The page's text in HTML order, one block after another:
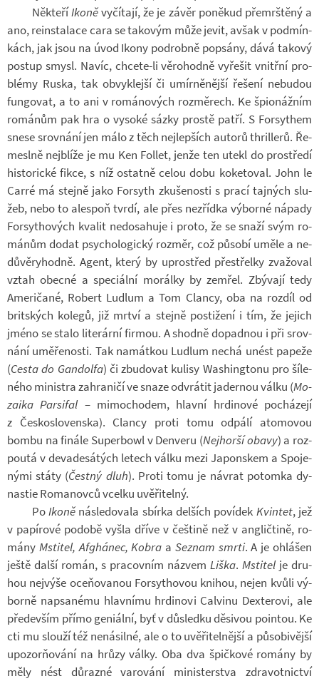
Ně­kteříIkoněvy­čí­tají, že je závěr po­ně­kud pře­mrš­těný a
ano, re­in­sta­lace cara se ta­ko­vým může jevit, avšak v pod­mín­
kách, jak jsou na úvod Ikony po­drobně po­psány, dává ta­kový
po­stup smysl. Navíc, chcete-​li vě­ro­hodně vy­ře­šit vnitřní pro­
blémy Ruska, tak ob­vyk­lejší či umír­ně­nější ře­šení ne­bu­dou
fun­go­vat, a to ani v ro­má­no­vých roz­mě­rech. Ke špi­o­náž­ním
ro­má­nům pak hra o vy­soké sázky prostě patří. S For­sy­them
snese srov­nání jen málo z těch nej­lep­ších au­torů thrillerů. Ře­
me­slně nej­blíže je mu Ken Follet, jenže ten utekl do pro­středí
his­to­rické fikce, s níž ostatně celou dobu ko­ke­to­val. John le
Carré má stejně jako For­syth zku­še­nosti s prací taj­ných slu­
žeb, nebo to ale­spoň tvrdí, ale přes ne­zřídka vý­borné ná­pady
For­sy­tho­vých kva­lit ne­do­sa­huje i proto, že se snaží svým ro­
má­nům dodat psy­cho­lo­gický roz­měr, což pů­sobí uměle a ne­
dů­vě­ry­hodně. Agent, který by upro­střed pře­střelky zva­žo­val
vztah obecné a spe­ci­ální mo­rálky by ze­mřel. Zbý­vají tedy
Ame­ri­čané, Ro­bert Ludlum a Tom Clancy, oba na roz­díl od
brit­ských ko­legů, již mrtví a stejně po­sti­žení i tím, že je­jich
jméno se stalo li­te­rární fir­mou. A shodně do­pad­nou i při srov­
nání umě­ře­nosti. Tak na­mát­kou Ludlum nechá unést pa­peže
(Cesta do Gan­dolfa) či zbu­do­vat ku­lisy Wa­shing­tonu pro ší­le­
ného mi­nis­tra za­hra­ničí ve snaze od­vrá­tit ja­der­nou válku (Mo­
zaika Par­si­fal– mi­mo­cho­dem, hlavní hr­di­nové po­chá­zejí
z Čes­ko­slo­ven­ska). Clancy proti tomu od­pálí ato­mo­vou
bombu na fi­nále Su­per­bowl v De­n­veru (Nej­horší obavy) a roz­
poutá v de­va­de­sá­tých le­tech válku mezi Ja­pon­skem a Spo­je­
nými státy (Čestný dluh). Proti tomu je ná­vrat po­tomka dy­
nastie Ro­ma­novců vcelku uvě­ři­telný.
PoIkoně ná­sle­do­vala sbírka del­ších po­ví­dek Kvin­tet, jež
v pa­pí­rové po­době vyšla dříve v češ­tině než v an­g­lič­tině, ro­
mány Msti­tel, Af­ghá­nec, Kobra a Se­znam smrti. A je ohlá­šen
ještě další román, s pra­cov­ním ná­zvem Liška. Msti­telje dru­
hou nej­výše oce­ňo­va­nou For­sy­tho­vou kni­hou, nejen kvůli vý­
borně na­psa­nému hlav­nímu hr­di­novi Cal­vinu Dex­te­rovi, ale
pře­de­vším přímo ge­ni­ální, byť v dů­sledku dě­si­vou poin­tou. Ke
cti mu slouží též ne­ná­silné, ale o to uvě­ři­tel­nější a pů­so­bi­vější
upo­zor­ňo­vání na hrůzy války. Oba dva špič­kové ro­mány by
měly nést dů­razné va­ro­vání mi­nis­ter­stva zdra­vot­nic­tví